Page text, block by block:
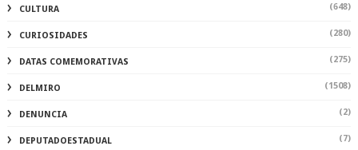
CULTURA (648)
CURIOSIDADES (280)
DATAS COMEMORATIVAS (275)
DELMIRO (1508)
DENUNCIA (2)
DEPUTADOESTADUAL (7)